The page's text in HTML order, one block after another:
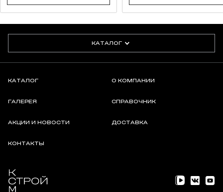
КАТАЛОГ
КАТАЛОГ О КОМПАНИИ
ГАЛЕРЕЯ СПРАВОЧНИК
АКЦИИ И НОВОСТИ ДОСТАВКА
КОНТАКТЫ